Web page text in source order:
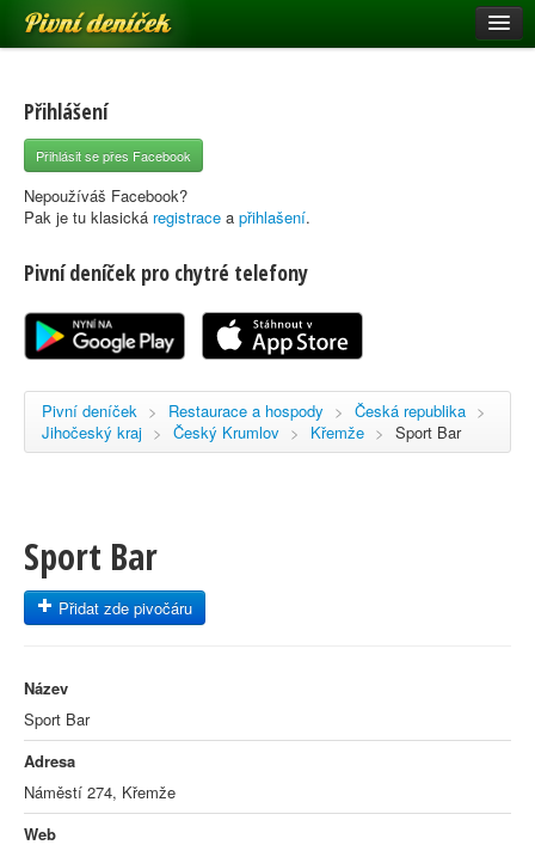
Pivní deníček
Pivní mapa
Pivní značky
Nápověda
Registrace
Přihlášení
Přihlásit se přes Facebook
Nepoužíváš Facebook?
Pak je tu klasická registrace a přihlašení.
Pivní deníček pro chytré telefony
Pivní deníček > Restaurace a hospody > Česká republika >
Jihočeský kraj > Český Krumlov > Křemže > Sport Bar
Sport Bar
Přidat zde pivočáru
Název
Sport Bar
Adresa
Náměstí 274, Křemže
Web